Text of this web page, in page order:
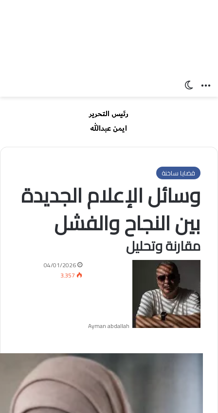
القائمة
قضايا ساخنة
وسائل الإعلام الجديدة
بين النجاح والفشل
مقارنة وتحليل
Ayman abdallah
04/01/2026
3٬357